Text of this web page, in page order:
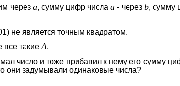
через a, сумму цифр числаa - через b, сумму
не является точным квадратом.
все такие A.
число и тоже прибавил к нему его сумму
они задумывали одинаковые числа?